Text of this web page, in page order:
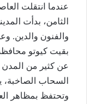
عندما انتقلت
الثامن، بدأت
والفنون والدين.
بقيت كيوتو
عن كثير من المدن
السحاب الصاخبة،
وتحتفظ بمظاهر